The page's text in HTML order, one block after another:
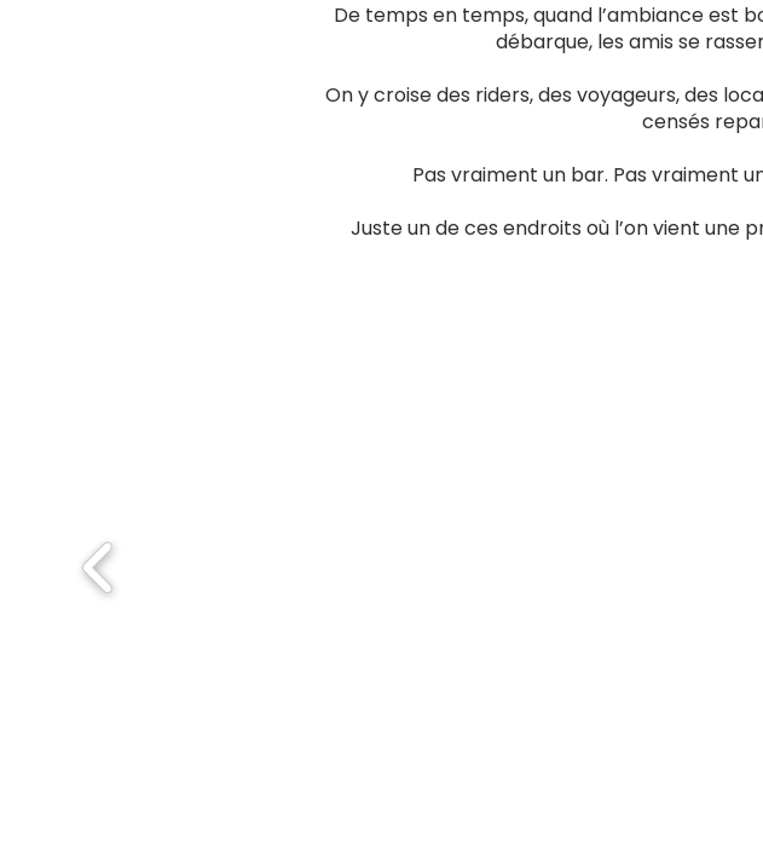
De temps en temps, quand l’ambiance est
débarque, les amis se
On y croise des riders, des voyageurs, des
censés
Pas vraiment un bar. Pas vraiment
Juste un de ces endroits où l’on vient une